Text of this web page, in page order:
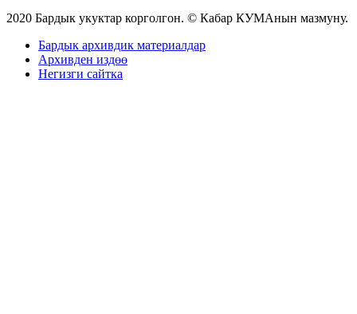
2020 Бардык укуктар корголгон. © Кабар КУМАнын мазмуну.
Бардык архивдик материалдар
Архивден издөө
Негизги сайтка